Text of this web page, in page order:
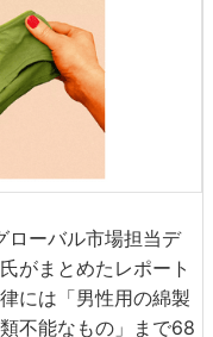
ローバル市場担当デ
がまとめたレポート
には「男性用の綿製
不能なもの」まで68